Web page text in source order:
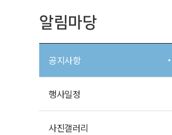
알림마당
공지사항
행사일정
사진갤러리